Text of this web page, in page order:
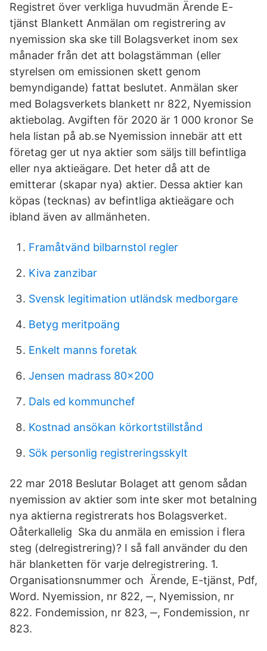
Registret över verkliga huvudmän Ärende E-
tjänst Blankett Anmälan om registrering av
nyemission ska ske till Bolagsverket inom sex
månader från det att bolagstämman (eller
styrelsen om emissionen skett genom
bemyndigande) fattat beslutet. Anmälan sker
med Bolagsverkets blankett nr 822, Nyemission
aktiebolag. Avgiften för 2020 är 1 000 kronor Se
hela listan på ab.se Nyemission innebär att ett
företag ger ut nya aktier som säljs till befintliga
eller nya aktieägare. Det heter då att de
emitterar (skapar nya) aktier. Dessa aktier kan
köpas (tecknas) av befintliga aktieägare och
ibland även av allmänheten.
Framåtvänd bilbarnstol regler
Kiva zanzibar
Svensk legitimation utländsk medborgare
Betyg meritpoäng
Enkelt manns foretak
Jensen madrass 80x200
Dals ed kommunchef
Kostnad ansökan körkortstillstånd
Sök personlig registreringsskylt
22 mar 2018 Beslutar Bolaget att genom sådan
nyemission av aktier som inte sker mot betalning
nya aktierna registrerats hos Bolagsverket.
Oåterkallelig Ska du anmäla en emission i flera
steg (delregistrering)? I så fall använder du den
här blanketten för varje delregistrering. 1.
Organisationsnummer och Ärende, E-tjänst, Pdf,
Word. Nyemission, nr 822, ‒, Nyemission, nr
822. Fondemission, nr 823, ‒, Fondemission, nr
823.